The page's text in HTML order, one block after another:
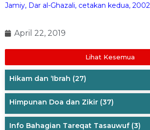
Jamiy, Dar al-Ghazali, cetakan kedua, 2002
April 22, 2019
Lihat Kesemua
Hikam dan ‘Ibrah (27)
Himpunan Doa dan Zikir (37)
Info Bahagian Tareqat Tasauwuf(3)